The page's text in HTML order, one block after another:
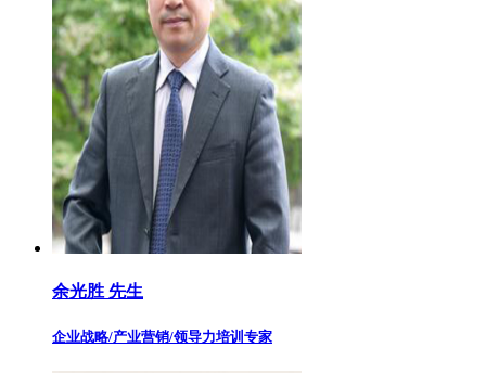
余光胜 先生
企业战略/产业营销/领导力培训专家